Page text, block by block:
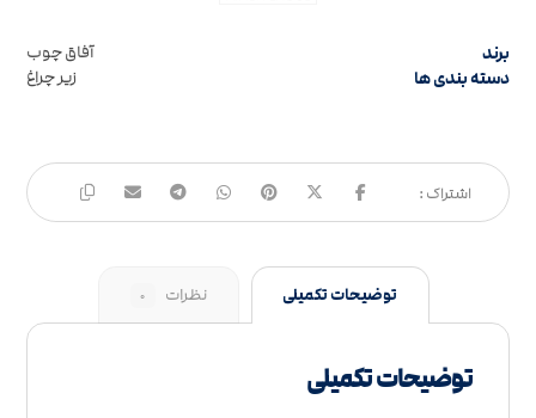
برند آفاق چوب
دسته بندی ها زیر چراغ
توضیحات تکمیلی نظرات ۰
توضیحات تکمیلی